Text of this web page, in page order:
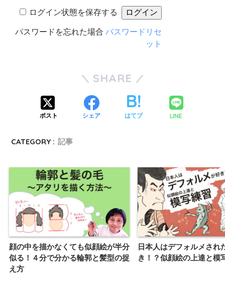
ログイン状態を保存する
パスワードを忘れた場合パスワードリセ
ット
SHARE
ポスト シェア はてブ LINE
CATEGORY : 記事
顔の中を描かなくても似顔絵が半分
似る！４分で分かる輪郭と髪型の捉
え方
日本人はデフォルメされ
き！？似顔絵の上達と模